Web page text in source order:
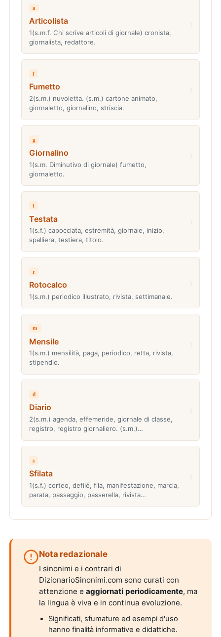
a
Articolista
1(s.m.f. Chi scrive articoli di giornale) cronista,
giornalista, redattore.
f
Fumetto
2(s.m.) nuvoletta. (s.m.) cartone animato,
giornaletto, giornalino, striscia.
g
Giornalino
1(s.m. Diminutivo di giornale) fumetto,
giornaletto.
t
Testata
1(s.f.) capocciata, estremità, giornale, inizio,
spalliera, testiera, titolo.
r
Rotocalco
1(s.m.) periodico illustrato, rivista, settimanale.
m
Mensile
1(s.m.) mensilità, paga, periodico, retta, rivista,
stipendio.
d
Diario
2(s.m.) agenda, effemeride, giornale di classe,
registro, registro giornaliero. (s.m.)…
s
Sfilata
1(s.f.) corteo, defilé, fila, manifestazione, marcia,
parata, passaggio, passerella, rivista…
Nota redazionale
I sinonimi e i contrari di
DizionarioSinonimi.com sono curati con
attenzione eaggiornati periodicamente, ma
la lingua è viva e in continua evoluzione.
Significati, sfumature ed esempi d'uso
hanno finalità informative e didattiche.